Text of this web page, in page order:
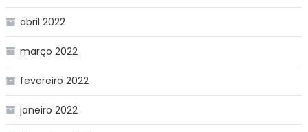
abril 2022
março 2022
fevereiro 2022
janeiro 2022